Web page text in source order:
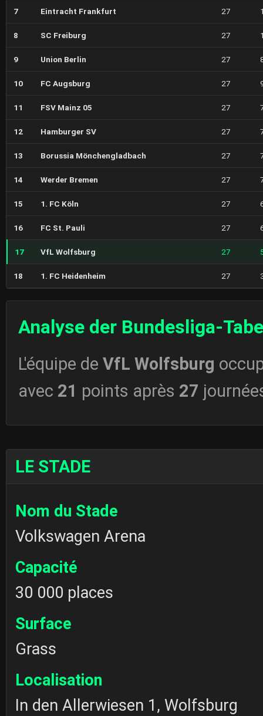
7 Eintracht Frankfurt 27
8 SC Freiburg 27
9 Union Berlin 27
10 FC Augsburg 27
11 FSV Mainz 05 27
12 Hamburger SV 27
13 Borussia Mönchengladbach 27
14 Werder Bremen 27
15 1. FC Köln 27
16 FC St. Pauli 27
17 VfL Wolfsburg 27
18 1. FC Heidenheim 27
Analyse der Bundesliga-
L'équipe de VfL Wolfsburg
avec 21 points après 27
LE STADE
Nom du Stade
Volkswagen Arena
Capacité
30 000 places
Surface
Grass
Localisation
In den Allerwiesen 1, Wolfsburg